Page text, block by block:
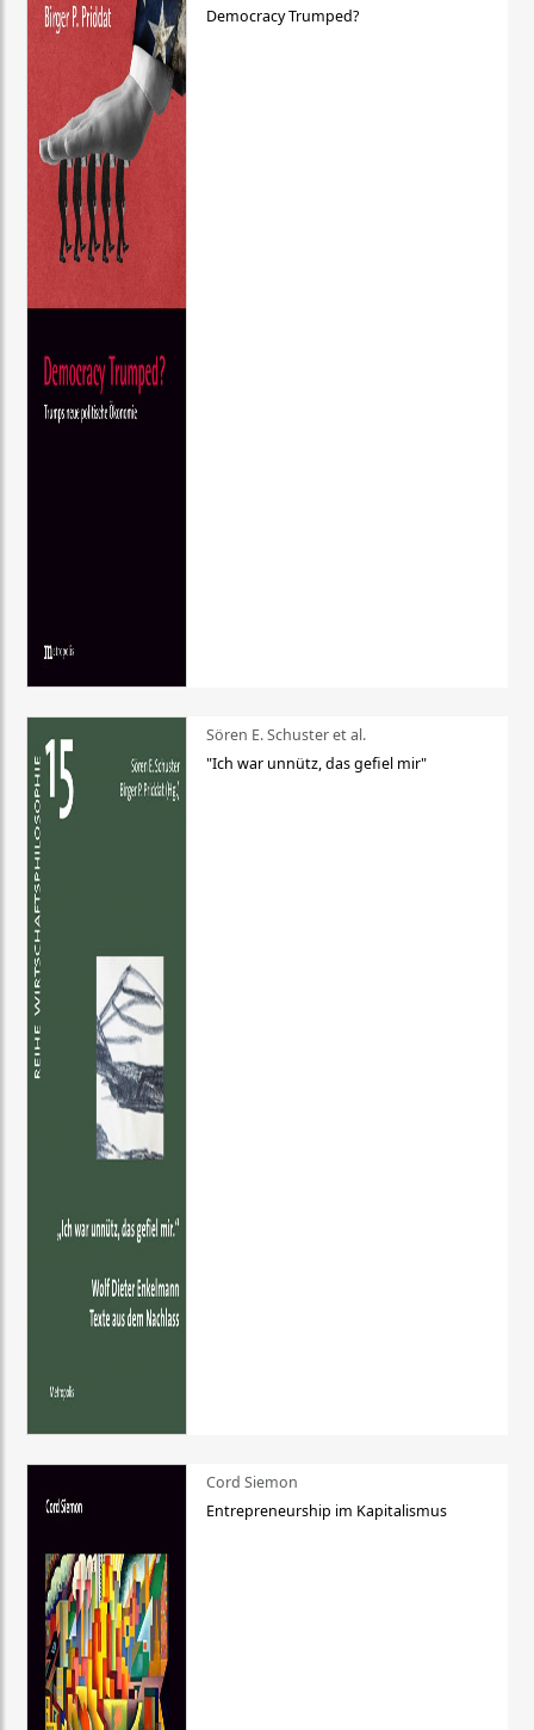
Democracy Trumped?
Sören E. Schuster et al.
"Ich war unnütz, das gefiel mir"
Cord Siemon
Entrepreneurship im Kapitalismus